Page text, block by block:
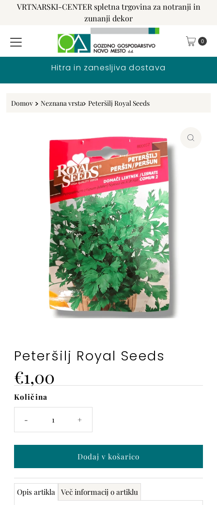
Preskoči na vsebino
VRTNARSKI-CENTER spletna trgovina za notranji in
zunanji dekor
0
Hitra in zanesljiva dostava
Domov Neznana vrsta Peteršilj Royal Seeds
Peteršilj Royal Seeds
Cena
€1,00
Na
zalogi
je
samo
še 0
Količina
- +
Opis artikla Več informacij o artiklu